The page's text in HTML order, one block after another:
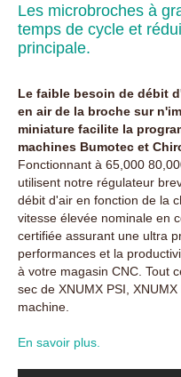
Les microbroches à
temps de cycle et
principale.
Le faible besoin de débit
en air de la broche sur
miniature facilite la
machines Bumotec et
Fonctionnant à 65,000
utilisent notre régulateur
débit d'air en fonction de la
vitesse élevée nominale en
certifiée assurant une ultra
performances et la
à votre magasin CNC. Tout
sec de XNUMX PSI,
machine.
En savoir plus.